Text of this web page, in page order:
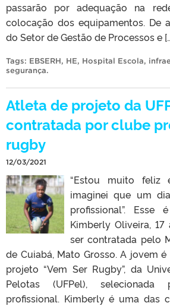
passarão por adequação na
colocação dos equipamentos. De
do Setor de Gestão de Processos e
Tags: EBSERH, HE, Hospital Escola,
segurança.
Atleta de projeto da
contratada por clube
rugby
12/03/2021
“Estou muito feliz
imaginei que um
profissional”.
Kimberly Oliveira,
ser contratada pelo
de Cuiabá, Mato Grosso. A jovem
projeto “Vem Ser Rugby”, da
Pelotas (UFPel),
profissional. Kimberly é uma das